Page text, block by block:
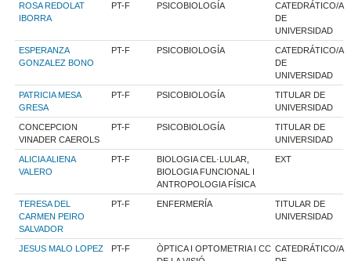
ROSA REDOLAT
IBORRA
PT-F PSICOBIOLOGÍA
CATEDRÁTICO/A
DE
UNIVERSIDAD
ESPERANZA
GONZALEZ BONO
PT-F PSICOBIOLOGÍA
CATEDRÁTICO/A
DE
UNIVERSIDAD
PATRICIA MESA
GRESA
PT-F PSICOBIOLOGÍA
TITULAR DE
UNIVERSIDAD
CONCEPCION
VINADER CAEROLS
PT-F PSICOBIOLOGÍA
TITULAR DE
UNIVERSIDAD
ALICIA ALIENA
VALERO
PT-F
BIOLOGIA CEL·LULAR,
BIOLOGIA FUNCIONAL I
ANTROPOLOGIA FÍSICA
EXT
TERESA DEL
CARMEN PEIRO
SALVADOR
PT-F ENFERMERÍA
TITULAR DE
UNIVERSIDAD
JESUS MALO LOPEZ PT-F
ÒPTICA I OPTOMETRIA I CC CATEDRÁTICO/A